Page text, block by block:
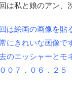
は私と娘のアン、
は絵画の画像を貼
にきれいな画像で
のエッシャーとモ
０７．０６．２５